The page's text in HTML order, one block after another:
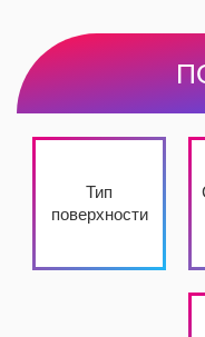
Тип
поверхности